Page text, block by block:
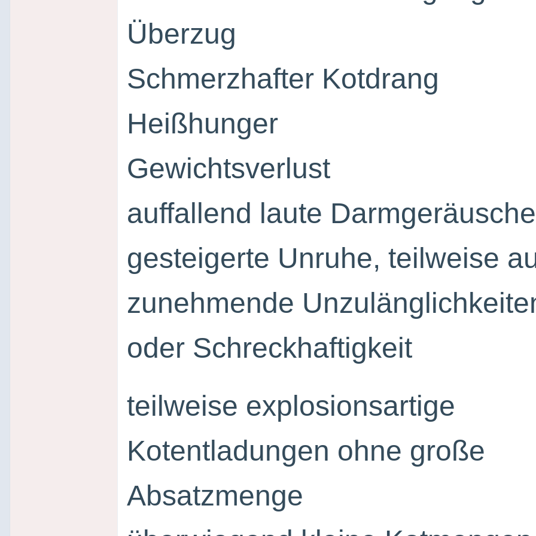
Überzug
Schmerzhafter Kotdrang
Heißhunger
Gewichtsverlust
auffallend laute Darmgeräusche
gesteigerte Unruhe, teilweise
zunehmende
oder Schreckhaftigkeit
teilweise explosionsartige
Kotentladungen ohne große
Absatzmenge